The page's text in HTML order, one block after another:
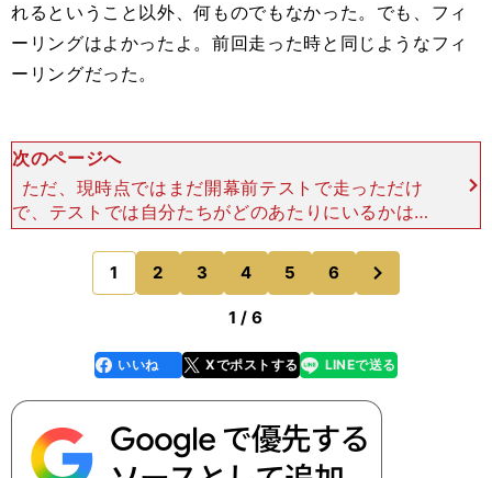
れるということ以外、何ものでもなかった。でも、フィ
ーリングはよかったよ。前回走った時と同じようなフィ
ーリングだった。
次のページへ
ただ、現時点ではまだ開幕前テストで走っただけ
で、テストでは自分たちがどのあたりにいるかは分
からないし、そこにさらに４カ月間のオフが追加さ
れているからね。誰がどう進化してくるかはわから
ない。大切なのは、
1 2 3 4 5 6
のページへ
1 / 6
faceboo
k
いいね Xでポストする
line LINEで送る